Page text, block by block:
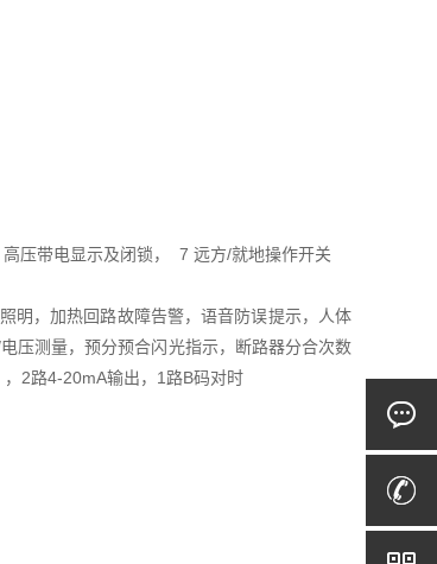
压带电显示及闭锁， 7 远方/就地操作开关
明，加热回路故障告警，语音防误提示，人体
压测量，预分预合闪光指示，断路器分合次数
2路4-20mA输出，1路B码对时